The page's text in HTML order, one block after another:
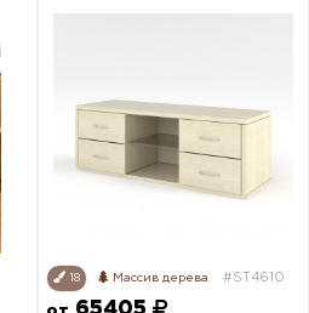
18 Массив дерева #ST4610